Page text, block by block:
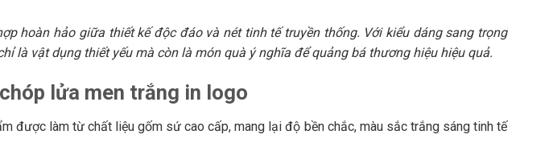
hoàn hảo giữa thiết kế độc đáo và nét tinh tế truyền thống. Với kiểu dáng sang trọng
là vật dụng thiết yếu mà còn là món quà ý nghĩa để quảng bá thương hiệu hiệu quả.
lửa men trắng in logo
được làm từ chất liệu gốm sứ cao cấp, mang lại độ bền chắc, màu sắc trắng sáng tinh tế